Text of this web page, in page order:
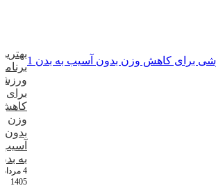
برنامه
برای
وزن
بدون
آسیب
به
4 مرداد
1405